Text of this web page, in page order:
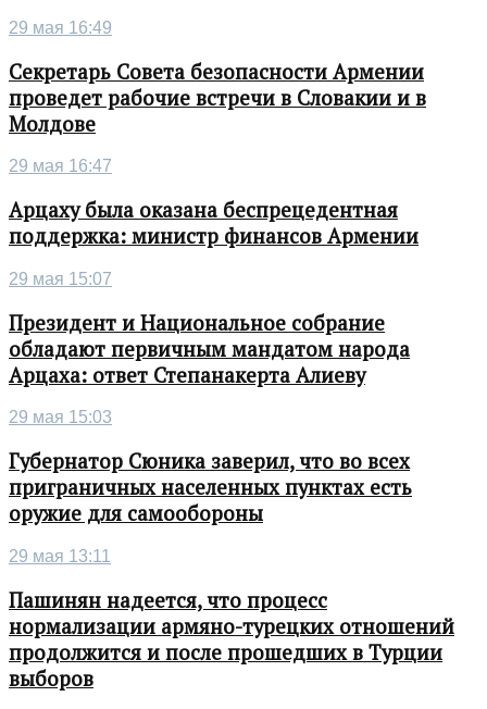
29 мая 16:49
Секретарь Совета безопасности Армении
проведет рабочие встречи в Словакии и в
Молдове
29 мая 16:47
Арцаху была оказана беспрецедентная
поддержка: министр финансов Армении
29 мая 15:07
Президент и Национальное собрание
обладают первичным мандатом народа
Арцаха: ответ Степанакерта Алиеву
29 мая 15:03
Губернатор Сюника заверил, что во всех
приграничных населенных пунктах есть
оружие для самообороны
29 мая 13:11
Пашинян надеется, что процесс
нормализации армяно-турецких отношений
продолжится и после прошедших в Турции
выборов